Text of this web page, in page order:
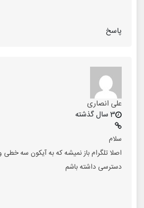
پاسخ
علی انصاری
3 سال گذشته
سلام
اصلا تلگرام باز نمیشه که به آیکون سه خطی
دسترسی داشته باشم